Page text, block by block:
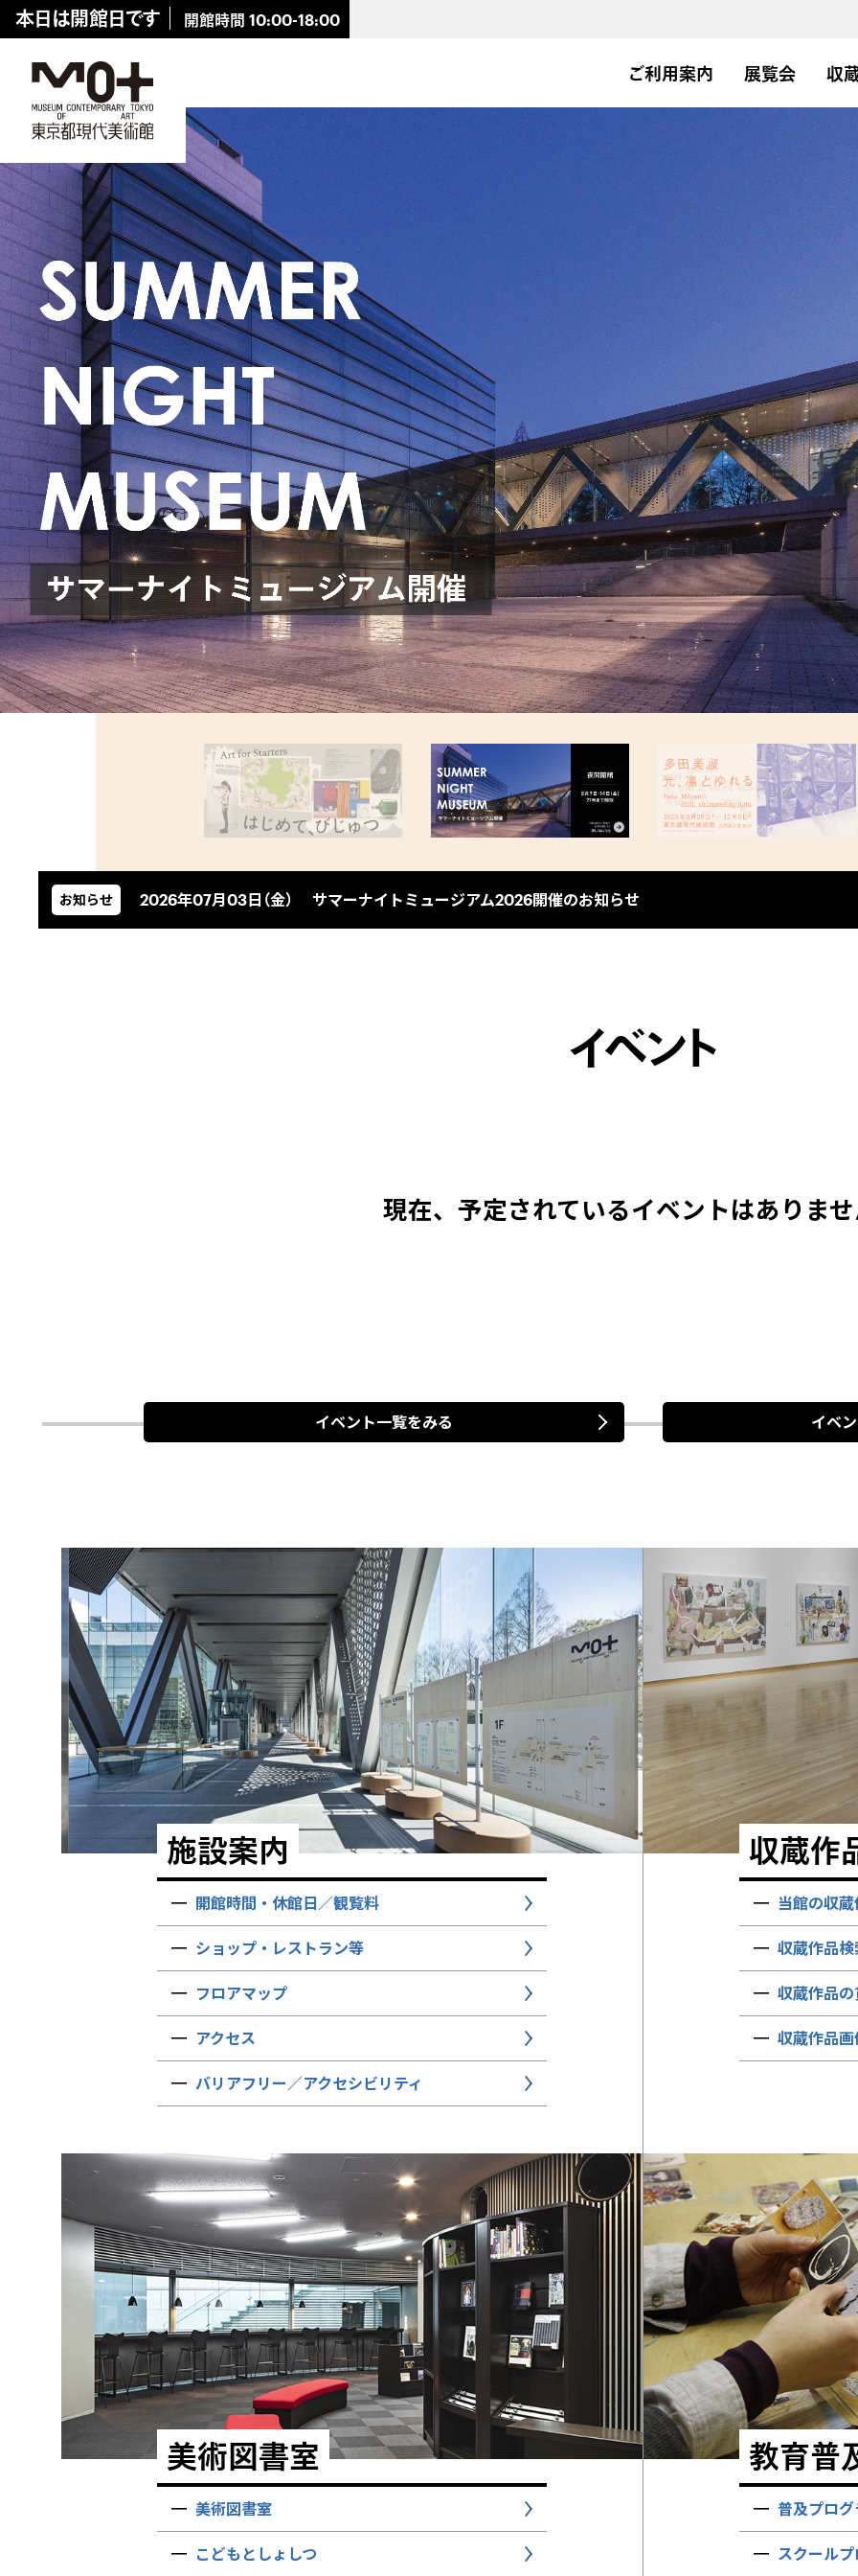
本日は開館日です 開館時間 10:00-18:00
ご利用案内 展覧会 収
お知らせ 2026年07月03日（金） サマーナイトミュージアム2026開催のお知らせ
イベント
現在、予定されているイベントはありま
イベント一覧をみる イベ
施設案内
開館時間・休館日／観覧料
ショップ・レストラン等
フロアマップ
アクセス
バリアフリー／アクセシビリティ
収蔵作
当館の収
収蔵作品検
収蔵作品
収蔵作品画
美術図書室
美術図書室
こどもとしょしつ
教育普
普及プログ
スクール